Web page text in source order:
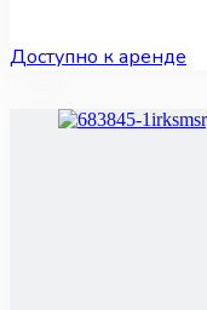
Доступно к аренде